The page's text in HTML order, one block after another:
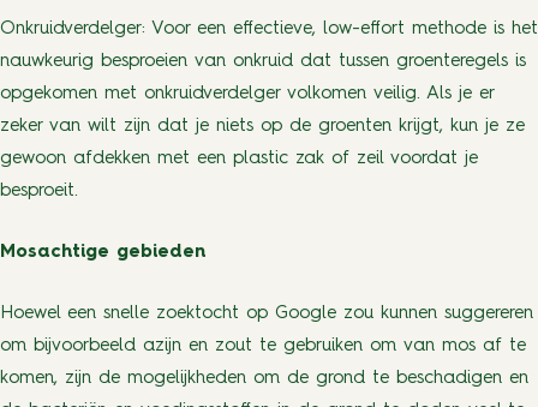
Onkruidverdelger: Voor een effectieve, low-effort methode is het
nauwkeurig besproeien van onkruid dat tussen groenteregels is
opgekomen met onkruidverdelger volkomen veilig. Als je er
zeker van wilt zijn dat je niets op de groenten krijgt, kun je ze
gewoon afdekken met een plastic zak of zeil voordat je
besproeit.
Mosachtige gebieden
Hoewel een snelle zoektocht op Google zou kunnen suggereren
om bijvoorbeeld azijn en zout te gebruiken om van mos af te
komen, zijn de mogelijkheden om de grond te beschadigen en